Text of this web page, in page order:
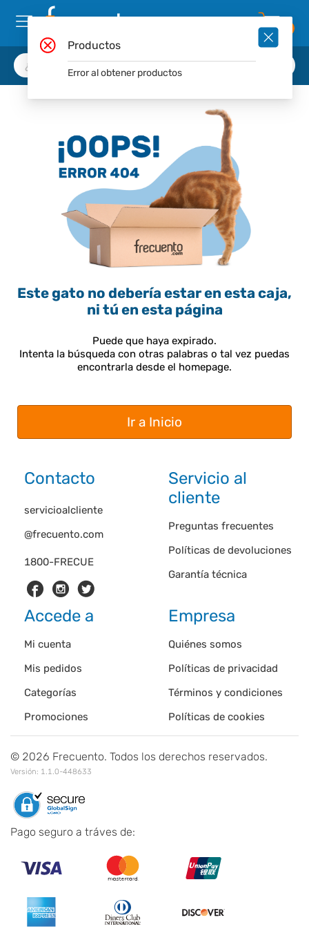
Este gato no debería estar en esta caja,
ni tú en esta página
Puede que haya expirado.
Intenta la búsqueda con otras palabras o tal vez puedas
encontrarla desde el homepage.
Ir a Inicio
Contacto
1800-FRECUE
servicioalcliente
@frecuento.com
Servicio al
cliente
Preguntas frecuentes
Políticas de devoluciones
Garantía técnica
Accede a
Mi cuenta
Mis pedidos
Categorías
Promociones
Empresa
Quiénes somos
Políticas de privacidad
Términos y condiciones
Políticas de cookies
© 2026 Frecuento. Todos los derechos reservados.
Versión: 1.1.0-448633
Pago seguro a tráves de:
Productos
Error al obtener productos